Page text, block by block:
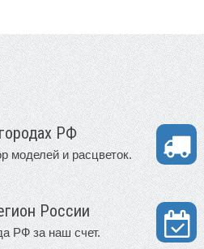
РФ
моделей и расцветок.
России
РФ за наш счет.